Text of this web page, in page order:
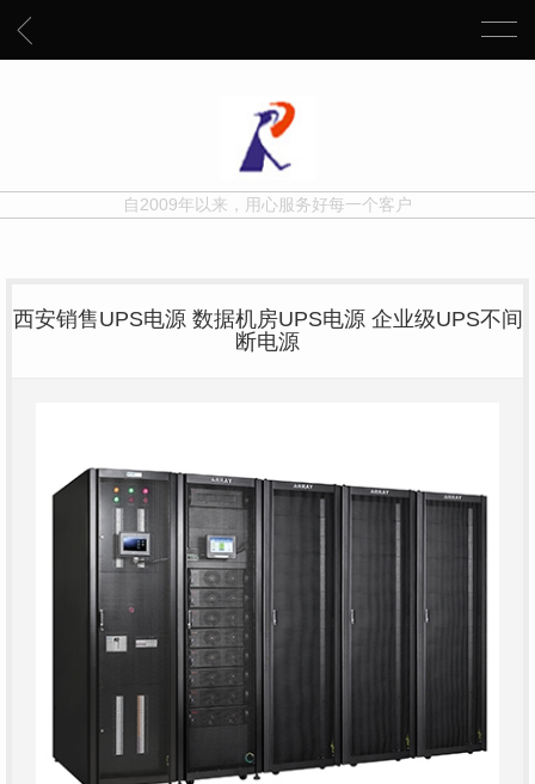
自2009年以来，用心服务好每一个客户
西安销售UPS电源 数据机房UPS电源 企业级UPS不间
断电源